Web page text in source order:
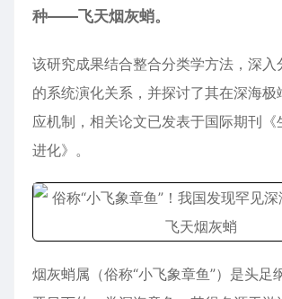
种——飞天烟灰蛸。
该研究成果结合整合分类学方法，深入
的系统演化关系，并探讨了其在深海极
应机制，相关论文已发表于国际期刊《
进化》。
烟灰蛸属（俗称“小飞象章鱼”）是头足